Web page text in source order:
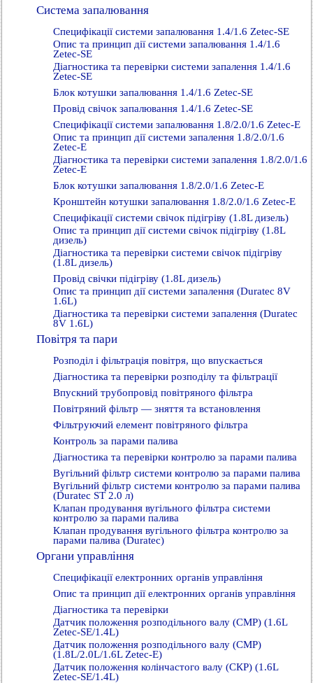
Система запалювання
Специфікації системи запалювання 1.4/1.6 Zetec-SE
Опис та принцип дії системи запалювання 1.4/1.6
Zetec-SE
Діагностика та перевірки системи запалення 1.4/1.6
Zetec-SE
Блок котушки запалювання 1.4/1.6 Zetec-SE
Провід свічок запалювання 1.4/1.6 Zetec-SE
Специфікації системи запалювання 1.8/2.0/1.6 Zetec-E
Опис та принцип дії системи запалення 1.8/2.0/1.6
Zetec-E
Діагностика та перевірки системи запалення 1.8/2.0/1.6
Zetec-E
Блок котушки запалювання 1.8/2.0/1.6 Zetec-E
Кронштейн котушки запалювання 1.8/2.0/1.6 Zetec-E
Специфікації системи свічок підігріву (1.8L дизель)
Опис та принцип дії системи свічок підігріву (1.8L
дизель)
Діагностика та перевірки системи свічок підігріву
(1.8L дизель)
Провід свічки підігріву (1.8L дизель)
Опис та принцип дії системи запалення (Duratec 8V
1.6L)
Діагностика та перевірки системи запалення (Duratec
8V 1.6L)
Повітря та пари
Розподіл і фільтрація повітря, що впускається
Діагностика та перевірки розподілу та фільтрації
Впускний трубопровід повітряного фільтра
Повітряний фільтр — зняття та встановлення
Фільтруючий елемент повітряного фільтра
Контроль за парами палива
Діагностика та перевірки контролю за парами палива
Вугільний фільтр системи контролю за парами палива
Вугільний фільтр системи контролю за парами палива
(Duratec ST 2.0 л)
Клапан продування вугільного фільтра системи
контролю за парами палива
Клапан продування вугільного фільтра контролю за
парами палива (Duratec)
Органи управління
Специфікації електронних органів управління
Опис та принцип дії електронних органів управління
Діагностика та перевірки
Датчик положення розподільного валу (СМР) (1.6L
Zetec-SE/1.4L)
Датчик положення розподільного валу (СМР)
(1.8L/2.0L/1.6L Zetec-E)
Датчик положення колінчастого валу (СКР) (1.6L
Zetec-SE/1.4L)